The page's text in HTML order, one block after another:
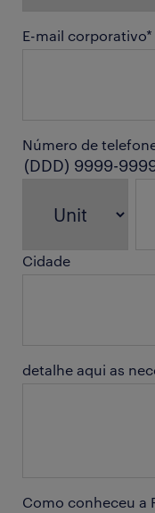
E-mail corporativo*
Número de
(DDD) 9999-
Cidade
detalhe aqui as
Como conheceu a